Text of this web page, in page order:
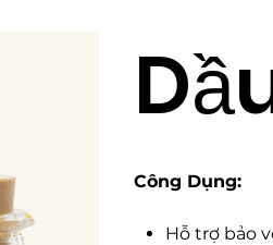
Công Dụng:
Hỗ trợ bảo